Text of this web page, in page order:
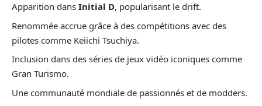
Apparition dans Initial D, popularisant le drift.
Renommée accrue grâce à des compétitions avec des
pilotes comme Keiichi Tsuchiya.
Inclusion dans des séries de jeux vidéo iconiques comme
Gran Turismo.
Une communauté mondiale de passionnés et de modders.